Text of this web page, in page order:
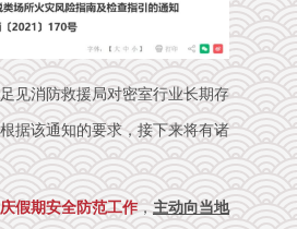
见消防救援局对密室行业长期存
据该通知的要求，接下来将有诸
假期安全防范工作，主动向当地